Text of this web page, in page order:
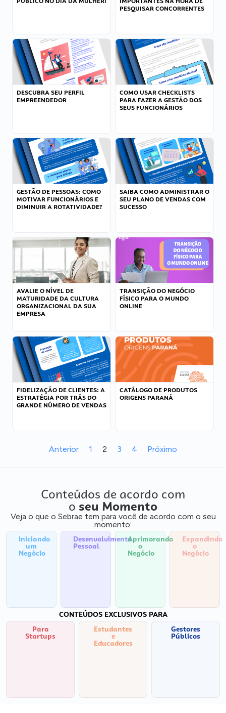
PESQUISAR CONCORRENTES
DESCUBRA SEU PERFIL
EMPREENDEDOR
COMO USAR CHECKLISTS
PARA FAZER A GESTÃO DOS
SEUS FUNCIONÁRIOS
GESTÃO DE PESSOAS: COMO
MOTIVAR FUNCIONÁRIOS E
DIMINUIR A ROTATIVIDADE?
SAIBA COMO ADMINISTRAR O
SEU PLANO DE VENDAS COM
SUCESSO
AVALIE O NÍVEL DE
MATURIDADE DA CULTURA
ORGANIZACIONAL DA SUA
EMPRESA
TRANSIÇÃO DO NEGÓCIO
FÍSICO PARA O MUNDO
ONLINE
FIDELIZAÇÃO DE CLIENTES: A
ESTRATÉGIA POR TRÁS DO
GRANDE NÚMERO DE VENDAS
CATÁLOGO DE PRODUTOS
ORIGENS PARANÁ
Anterior 1 2 3 4 Próximo
Conteúdos de acordo com
o seu Momento
Veja o que o Sebrae tem para você de acordo com o seu
momento:
Iniciando
um
Negócio
Desenvolvimento
Pessoal
Aprimorando
o
Negócio
Expandindo
o
Negócio
CONTEÚDOS EXCLUSIVOS PARA
Para
Startups
Estudantes
e
Educadores
Gestores
Públicos